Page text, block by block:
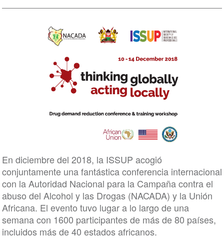
En diciembre del 2018, la ISSUP acogió
conjuntamente una fantástica conferencia internacional
con la Autoridad Nacional para la Campaña contra el
abuso del Alcohol y las Drogas (NACADA) y la Unión
Africana. El evento tuvo lugar a lo largo de una
semana con 1600 participantes de más de 80 países,
incluidos más de 40 estados africanos.